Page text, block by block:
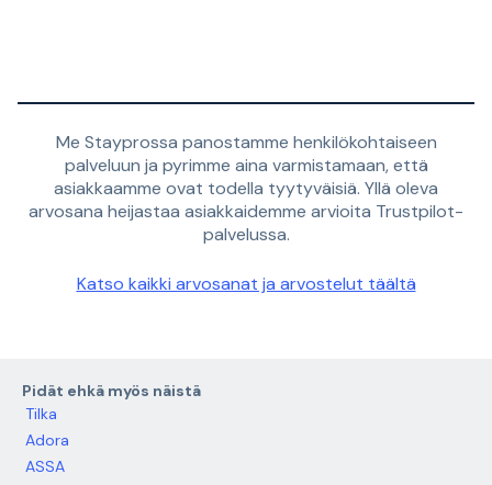
Me Stayprossa panostamme henkilökohtaiseen
palveluun ja pyrimme aina varmistamaan, että
asiakkaamme ovat todella tyytyväisiä. Yllä oleva
arvosana heijastaa asiakkaidemme arvioita Trustpilot-
palvelussa.
Katso kaikki arvosanat ja arvostelut täältä
Pidät ehkä myös näistä
Tilka
Adora
ASSA